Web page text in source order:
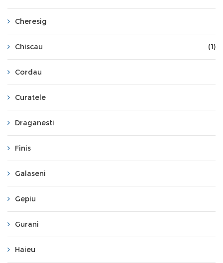
Cheresig
Chiscau (1)
Cordau
Curatele
Draganesti
Finis
Galaseni
Gepiu
Gurani
Haieu